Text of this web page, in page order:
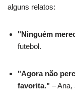
alguns relatos:
"Ninguém
futebol.
"Agora não
favorita." – Ana,